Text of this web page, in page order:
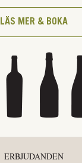
LÄS MER & BOKA
ERBJUDANDEN